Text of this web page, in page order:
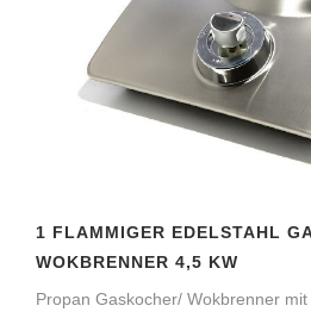
1 FLAMMIGER EDELSTAHL
WOKBRENNER 4,5 KW
Propan Gaskocher/ Wokbrenner